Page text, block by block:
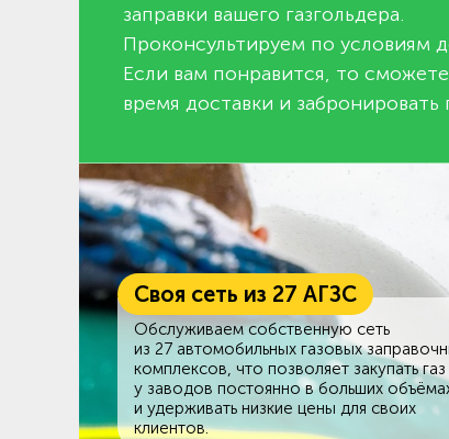
заправки вашего газгольдера.
Проконсультируем по условиям
Если вам понравится, то
время доставки и забронировать
Своя сеть из 27 АГЗС
Обслуживаем собственную сеть
из 27 автомобильных газовых
комплексов, что позволяет закупать газ
у заводов постоянно в больших
и удерживать низкие цены для своих
клиентов.